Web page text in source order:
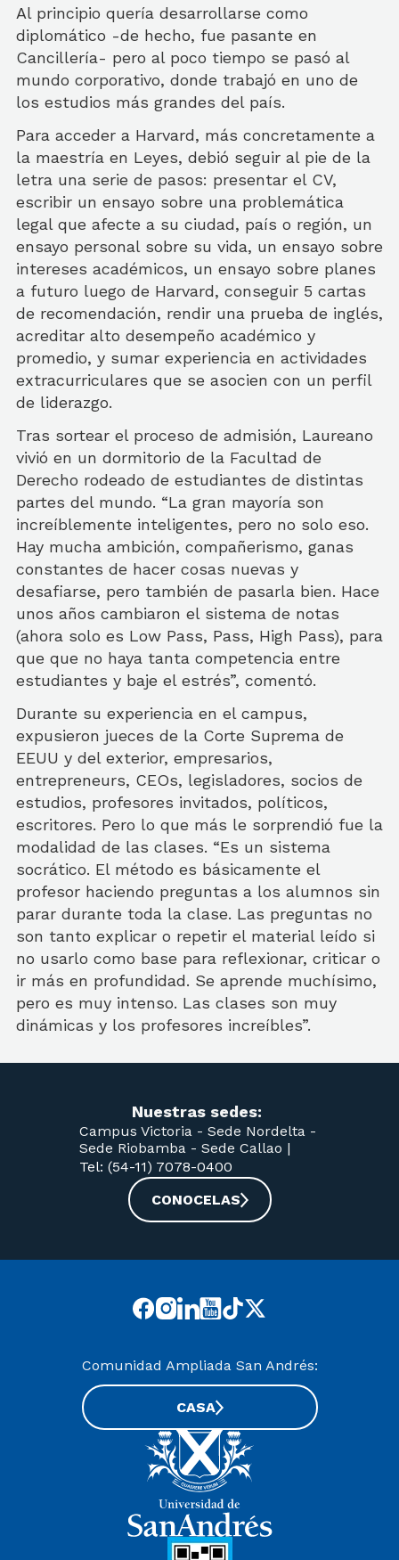
Al principio quería desarrollarse como
diplomático -de hecho, fue pasante en
Cancillería- pero al poco tiempo se pasó al
mundo corporativo, donde trabajó en uno de
los estudios más grandes del país.
Para acceder a Harvard, más concretamente a
la maestría en Leyes, debió seguir al pie de la
letra una serie de pasos: presentar el CV,
escribir un ensayo sobre una problemática
legal que afecte a su ciudad, país o región, un
ensayo personal sobre su vida, un ensayo sobre
intereses académicos, un ensayo sobre planes
a futuro luego de Harvard, conseguir 5 cartas
de recomendación, rendir una prueba de inglés,
acreditar alto desempeño académico y
promedio, y sumar experiencia en actividades
extracurriculares que se asocien con un perfil
de liderazgo.
Tras sortear el proceso de admisión, Laureano
vivió en un dormitorio de la Facultad de
Derecho rodeado de estudiantes de distintas
partes del mundo. “La gran mayoría son
increíblemente inteligentes, pero no solo eso.
Hay mucha ambición, compañerismo, ganas
constantes de hacer cosas nuevas y
desafiarse, pero también de pasarla bien. Hace
unos años cambiaron el sistema de notas
(ahora solo es Low Pass, Pass, High Pass), para
que que no haya tanta competencia entre
estudiantes y baje el estrés”, comentó.
Durante su experiencia en el campus,
expusieron jueces de la Corte Suprema de
EEUU y del exterior, empresarios,
entrepreneurs, CEOs, legisladores, socios de
estudios, profesores invitados, políticos,
escritores. Pero lo que más le sorprendió fue la
modalidad de las clases. “Es un sistema
socrático. El método es básicamente el
profesor haciendo preguntas a los alumnos sin
parar durante toda la clase. Las preguntas no
son tanto explicar o repetir el material leído si
no usarlo como base para reflexionar, criticar o
ir más en profundidad. Se aprende muchísimo,
pero es muy intenso. Las clases son muy
dinámicas y los profesores increíbles”.
Nuestras sedes:
Campus Victoria - Sede Nordelta -
Sede Riobamba - Sede Callao |
Tel: (54-11) 7078-0400
CONOCELAS
Comunidad Ampliada San Andrés:
CASA